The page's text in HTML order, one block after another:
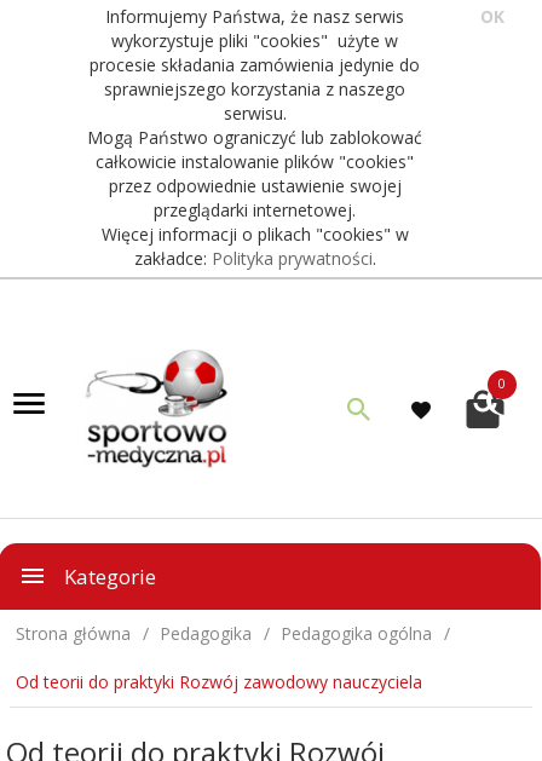
Informujemy Państwa, że nasz serwis
wykorzystuje pliki "cookies" użyte w
procesie składania zamówienia jedynie do
sprawniejszego korzystania z naszego
serwisu.
Mogą Państwo ograniczyć lub zablokować
całkowicie instalowanie plików "cookies"
przez odpowiednie ustawienie swojej
przeglądarki internetowej.
Więcej informacji o plikach "cookies" w
zakładce: Polityka prywatności.
OK
0
Kategorie
Strona główna Pedagogika Pedagogika ogólna
Od teorii do praktyki Rozwój zawodowy nauczyciela
Od teorii do praktyki Rozwój